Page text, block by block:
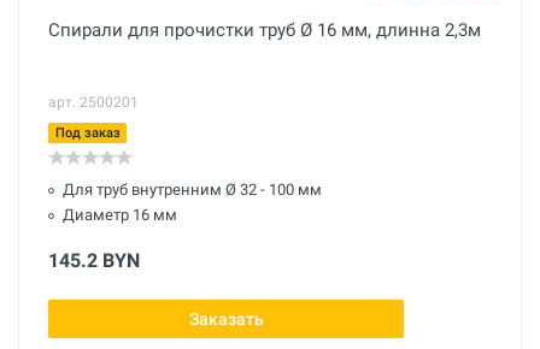
Спирали для прочистки труб Ø 16 мм, длинна 2,3м
арт. 2500201
Под заказ
Для труб внутренним Ø 32 - 100 мм
Диаметр 16 мм
145.2 BYN
Заказать